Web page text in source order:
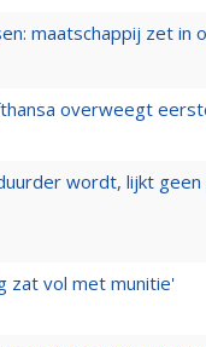
maatschappij zet in
overweegt
wordt, lijkt
zat vol met munitie'